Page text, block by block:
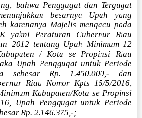
bahwa Penggugat dan Tergugat
besarnya Upah yang
karenanya Majelis mengacu pada
yakni Peraturan Gubernur Riau
2012 tentang Upah Minimum 12
/ Kota se Propinsi Riau
Upah Penggugat untuk Periode
sebesar Rp. 1.450.000,- dan
Riau Nomor Kpts 15/5/2016,
Kabupaten/Kota se Propinsi
Upah Penggugat untuk Periode
Rp. 2.146.375,-;